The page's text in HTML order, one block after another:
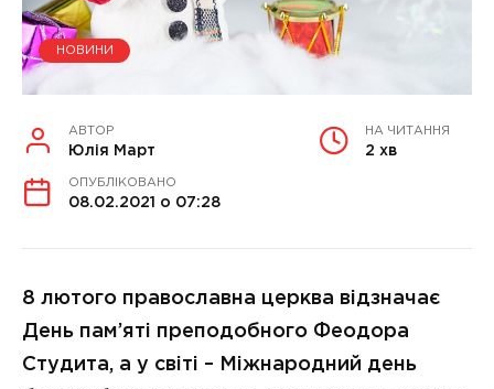
НОВИНИ
АВТОР
Юлія Март
НА ЧИТАННЯ
2 хв
ОПУБЛІКОВАНО
08.02.2021 о 07:28
8 лютого православна церква відзначає
День пам’яті преподобного Феодора
Студита, а у світі –
Міжнародний день